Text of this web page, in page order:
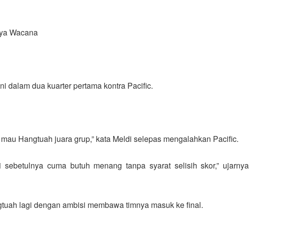
Wacana
dalam dua kuarter pertama kontra Pacific.
Hangtuah juara grup,” kata Meldi selepas mengalahkan Pacific.
cuma butuh menang tanpa syarat selisih skor,” ujarnya
lagi dengan ambisi membawa timnya masuk ke final.